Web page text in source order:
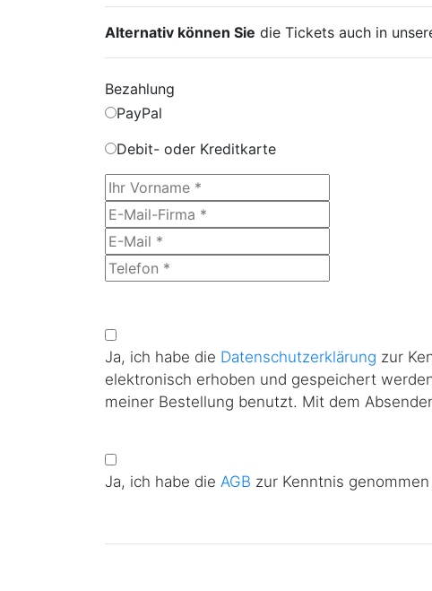
Alternativ können Sie die Tickets auch in
Bezahlung
PayPal
Debit- oder Kreditkarte
Ja, ich habe die Datenschutzerklärung zur
elektronisch erhoben und gespeichert
meiner Bestellung benutzt. Mit dem
Ja, ich habe die AGB zur Kenntnis